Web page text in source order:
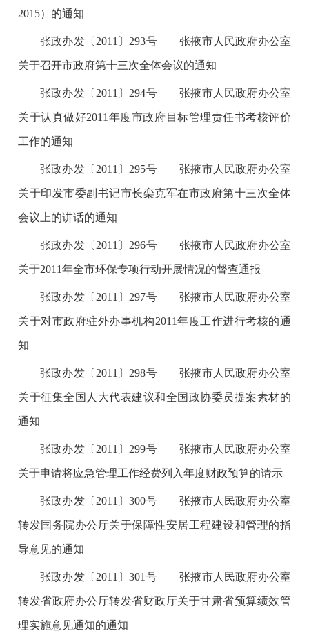
2015）的通知
张政办发〔2011〕293号 张掖市人民政府办公室
关于召开市政府第十三次全体会议的通知
张政办发〔2011〕294号 张掖市人民政府办公室
关于认真做好2011年度市政府目标管理责任书考核评价
工作的通知
张政办发〔2011〕295号 张掖市人民政府办公室
关于印发市委副书记市长栾克军在市政府第十三次全体
会议上的讲话的通知
张政办发〔2011〕296号 张掖市人民政府办公室
关于2011年全市环保专项行动开展情况的督查通报
张政办发〔2011〕297号 张掖市人民政府办公室
关于对市政府驻外办事机构2011年度工作进行考核的通
知
张政办发〔2011〕298号 张掖市人民政府办公室
关于征集全国人大代表建议和全国政协委员提案素材的
通知
张政办发〔2011〕299号 张掖市人民政府办公室
关于申请将应急管理工作经费列入年度财政预算的请示
张政办发〔2011〕300号 张掖市人民政府办公室
转发国务院办公厅关于保障性安居工程建设和管理的指
导意见的通知
张政办发〔2011〕301号 张掖市人民政府办公室
转发省政府办公厅转发省财政厅关于甘肃省预算绩效管
理实施意见通知的通知